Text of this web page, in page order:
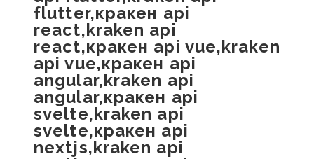
flutter,кракен api
react,kraken api
react,кракен api vue,kraken
api vue,кракен api
angular,kraken api
angular,кракен api
svelte,kraken api
svelte,кракен api
nextjs,kraken api